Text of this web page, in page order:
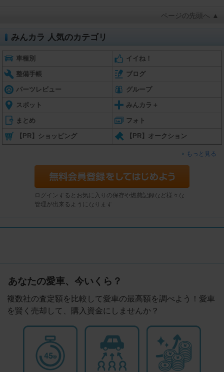
ページの先頭へ ▲
みんカラ 人気のカテゴリ
車種別 イイね！
整備手帳 ブログ
パーツレビュー グループ
スポット みんカラ＋
まとめ フォト
【PR】ショッピング 【PR】オークション
もっと見る
ログインするとお気に入りの保存や燃費記録など様々な
管理が出来るようになります
あなたの愛車、今いくら？
複数社の査定額を比較して愛車の最高額を調べよう！愛車
を賢く売却して、購入資金にしませんか？